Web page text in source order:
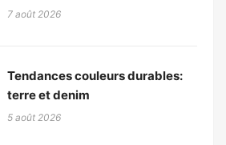
7 août 2026
Tendances couleurs durables:
terre et denim
5 août 2026